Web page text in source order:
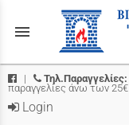
menu
| Τηλ.Παραγγελίες:
παραγγελίες άνω των 25€
Login